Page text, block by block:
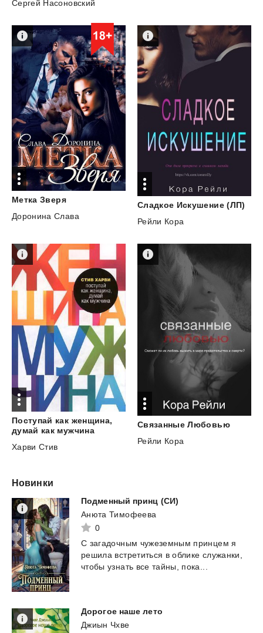
Сергей Насоновский
Метка Зверя
Доронина Слава
Сладкое Искушение (ЛП)
Рейли Кора
Поступай как женщина,
думай как мужчина
Харви Стив
Связанные Любовью
Рейли Кора
Новинки
Подменный принц (СИ)
Анюта Тимофеева
0
С загадочным чужеземным принцем я
решила встретиться в облике служанки,
чтобы узнать все тайны, пока...
Дорогое наше лето
Джиын Чхве